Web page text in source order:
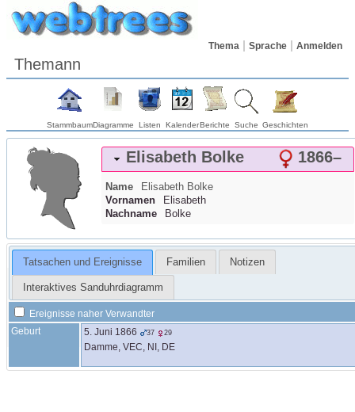
Thema Sprache Anmelden
Themann
StammbaumDiagramme Listen KalenderBerichte Suche Geschichten
Elisabeth Bolke 1866–
Name Elisabeth Bolke
Vornamen
Elisabeth
Nachname
Bolke
Tatsachen und Ereignisse Familien Notizen
Interaktives Sanduhrdiagramm
Ereignisse naher Verwandter
Geburt
5. Juni 1866 37 29
Damme, VEC, NI, DE